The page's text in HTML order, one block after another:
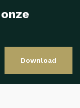
Download